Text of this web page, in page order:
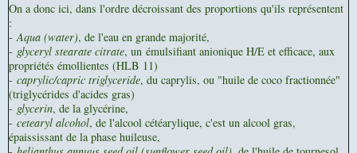
On a donc ici, dans l'ordre décroissant des proportions qu'ils représentent
:
-Aqua (water), de l'eau en grande majorité,
- glyceryl stearate citrate, un émulsifiant anionique H/E et efficace, aux
propriétés émollientes (HLB 11)
- caprylic/capric triglyceride, du caprylis, ou "huile de coco fractionnée"
(triglycérides d'acides gras)
- glycerin, de la glycérine,
- cetearyl alcohol, de l'alcool cétéarylique, c'est un alcool gras,
épaississant de la phase huileuse,